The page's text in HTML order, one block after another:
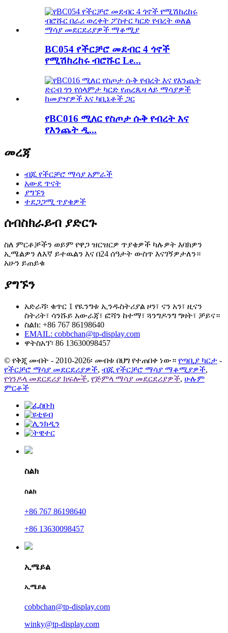
BC054 የችርቻሮ መደብር 4 ጎኖች
የሚሽከረከሩ ብሮሹር Le...
የBC016 ሚለር የስጦታ ሱቅ የብረት እና
የእንጨት ዲ...
መረጃ
ብጁ የችርቻሮ ማሳያ አምራች
አውደ ጥናት
ያግኙን
ተደጋጋሚ ጥያቄዎች
ሰብስክራይብ ያድርጉ
ስለ ምርቶቻችን ወይም የዋጋ ዝርዝርዎ ጥያቄዎች ካሉዎት እባክዎን
ኢሜልዎን ለእኛ ይተዉልን እና በ24 ሰዓታት ውስጥ እናገኝዎታለን።
አሁን ይጠይቁ
ያግኙን
አድራሻ፡ ቁጥር 1 የዪንግቱ ኢንዱስትሪያል ዞን፣ ናን አን፣ ዚናን
ስትሪት፣ ሳንሹይ አውራጃ፣ ፎሻን ከተማ፣ ጓንግዶንግ ግዛት፣ ቻይና።
ስልክ: +86 767 86198640
EMAIL: cobbchan@tp-display.com
ዋትስአፕ፡ 86 13630098457
© የቅጂ መብት - 2010-2026፡ መብቱ በህግ የተጠበቀ ነው። የጣቢያ ካርታ -
የችርቻሮ ማሳያ መደርደሪያዎች, ብጁ የችርቻሮ ማሳያ ማቆሚያዎች,
የጎንዶላ መደርደሪያ ክፍሎች, የጅምላ ማሳያ መደርደሪያዎች, ሁሉም
ምርቶች
ስልክ
ስልክ
+86 767 86198640
+86 13630098457
ኢሜይል
ኢሜይል
cobbchan@tp-display.com
winky@tp-display.com